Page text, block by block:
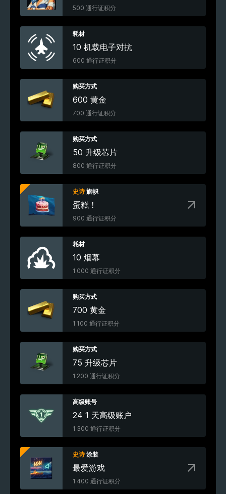
500 通行证积分
耗材
10 机载电子对抗
600 通行证积分
购买方式
600 黄金
700 通行证积分
购买方式
50 升级芯片
800 通行证积分
史诗 旗帜
蛋糕！
900 通行证积分
耗材
10 烟幕
1 000 通行证积分
购买方式
700 黄金
1 100 通行证积分
购买方式
75 升级芯片
1 200 通行证积分
高级账号
24 1 天高级账户
1 300 通行证积分
史诗 涂装
最爱游戏
1 400 通行证积分